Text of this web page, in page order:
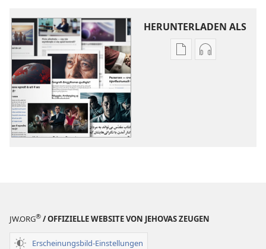
HERUNTERLADEN ALS
JW.ORG® / OFFIZIELLE WEBSITE VON JEHOVAS ZEUGEN
Erscheinungsbild-Einstellungen